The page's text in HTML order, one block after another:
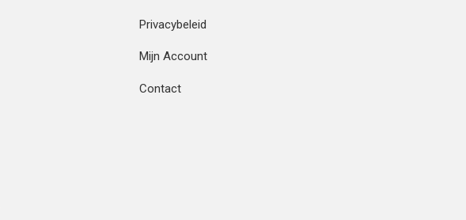
Privacybeleid
Mijn Account
Contact